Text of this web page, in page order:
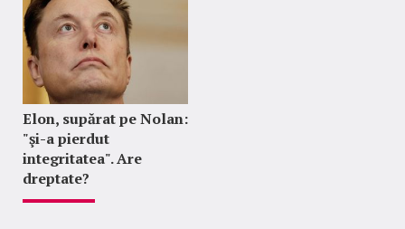
Elon, supărat pe Nolan:
"şi-a pierdut
integritatea". Are
dreptate?